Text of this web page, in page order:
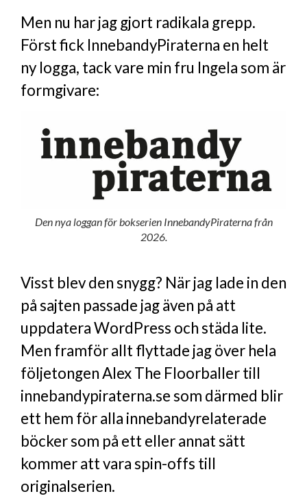
Men nu har jag gjort radikala grepp.
Först fick InnebandyPiraterna en helt
ny logga, tack vare min fru Ingela som är
formgivare:
Den nya loggan för bokserien InnebandyPiraterna från
2026.
Visst blev den snygg? När jag lade in den
på sajten passade jag även på att
uppdatera WordPress och städa lite.
Men framför allt flyttade jag över hela
följetongen Alex The Floorballer till
innebandypiraterna.se som därmed blir
ett hem för alla innebandyrelaterade
böcker som på ett eller annat sätt
kommer att vara spin-offs till
originalserien.